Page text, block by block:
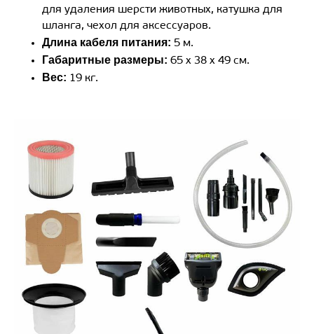
для удаления шерсти животных, катушка для
шланга, чехол для аксессуаров.
Длина кабеля питания: 5 м.
Габаритные размеры: 65 x 38 x 49 см.
Вес: 19 кг.